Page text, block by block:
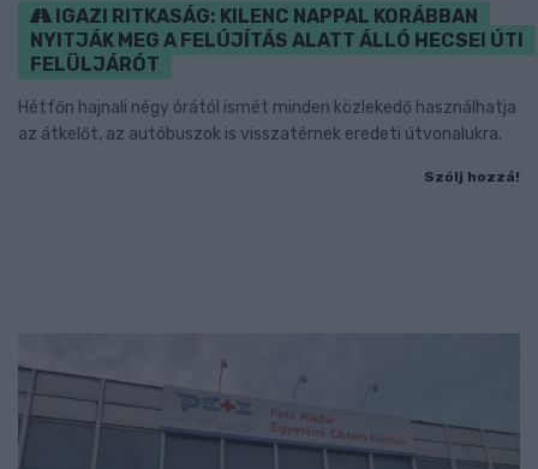
IGAZI RITKASÁG: KILENC NAPPAL KORÁBBAN
NYITJÁK MEG A FELÚJÍTÁS ALATT ÁLLÓ HECSEI ÚTI
FELÜLJÁRÓT
Hétfőn hajnali négy órától ismét minden közlekedő használhatja
az átkelőt, az autóbuszok is visszatérnek eredeti útvonalukra.
Szólj hozzá!